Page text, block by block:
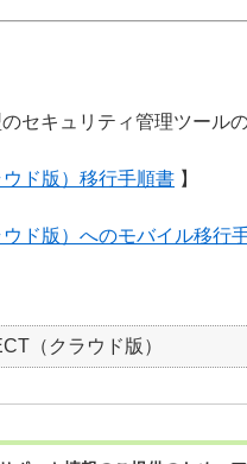
セキュリティ管理ツール
ド版）移行手順書 】
ド版）へのモバイル移行
（クラウド版）